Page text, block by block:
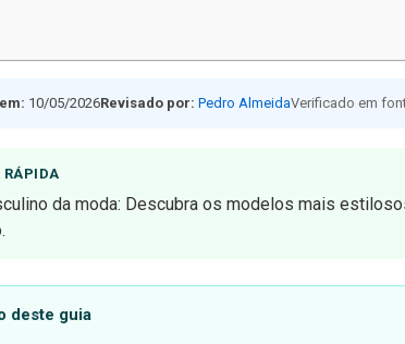
10/05/2026Revisado por: Pedro AlmeidaVerificado em
RÁPIDA
da moda: Descubra os modelos mais
deste guia